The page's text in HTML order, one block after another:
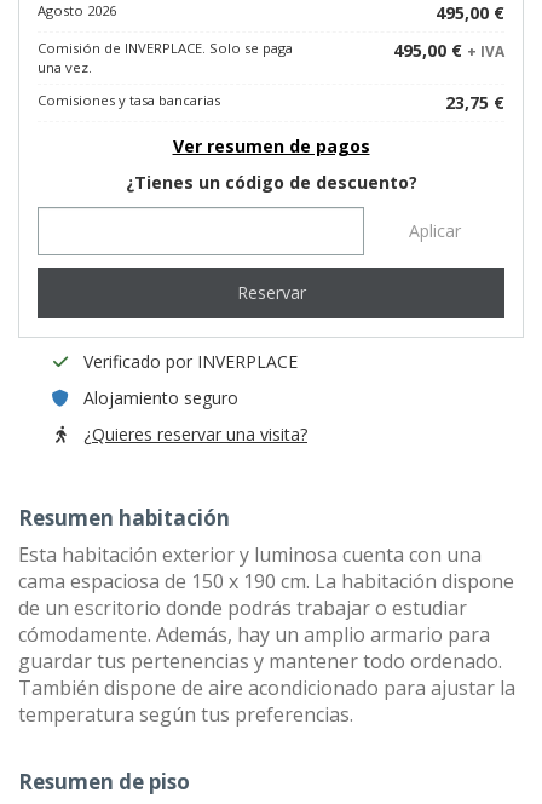
Agosto 2026 495,00 €
Comisión de INVERPLACE. Solo se paga
una vez.
495,00 € + IVA
Comisiones y tasa bancarias
23,75 €
Ver resumen de pagos
¿Tienes un código de descuento?
Aplicar
Reservar
Verificado por INVERPLACE
Alojamiento seguro
¿Quieres reservar una visita?
Resumen habitación
Esta habitación exterior y luminosa cuenta con una
cama espaciosa de 150 x 190 cm. La habitación dispone
de un escritorio donde podrás trabajar o estudiar
cómodamente. Además, hay un amplio armario para
guardar tus pertenencias y mantener todo ordenado.
También dispone de aire acondicionado para ajustar la
temperatura según tus preferencias.
Resumen de piso